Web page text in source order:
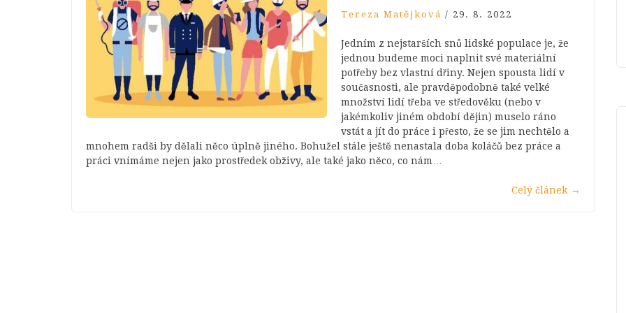
Tereza Matějková / 29. 8. 2022
Jedním z nejstarších snů lidské populace je, že
jednou budeme moci naplnit své materiální
potřeby bez vlastní dřiny. Nejen spousta lidí v
současnosti, ale pravděpodobně také velké
množství lidí třeba ve středověku (nebo v
jakémkoliv jiném období dějin) muselo ráno
vstát a jít do práce i přesto, že se jim nechtělo a
mnohem radši by dělali něco úplně jiného. Bohužel stále ještě nenastala doba koláčů bez práce a
práci vnímáme nejen jako prostředek obživy, ale také jako něco, co nám…
Celý článek →